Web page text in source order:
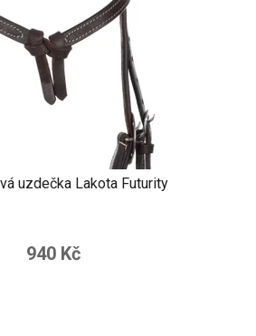
uzdečka Lakota Futurity
940 Kč